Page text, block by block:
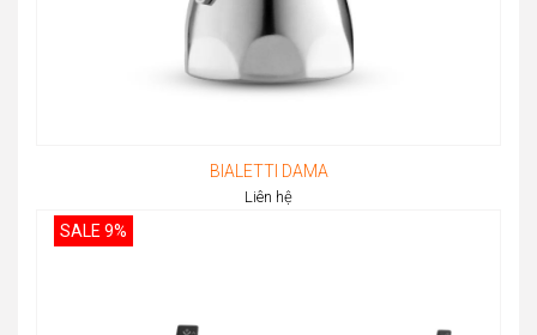
BIALETTI DAMA
Liên hệ
SALE 9%